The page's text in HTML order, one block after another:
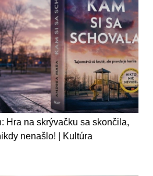
Hra na skrývačku sa skončila,
nenašlo! | Kultúra